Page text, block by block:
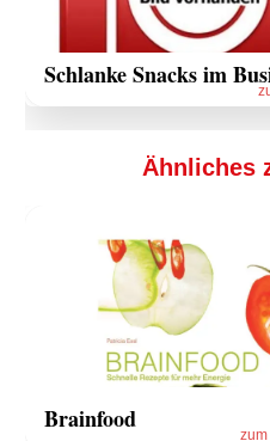
Schlanke Snacks im
Ähnliches
Brainfood